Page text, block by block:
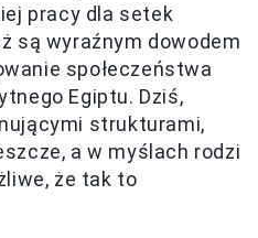
pracy dla setek
są wyraźnym dowodem
społeczeństwa
Egiptu. Dziś,
strukturami,
a w myślach rodzi
że tak to